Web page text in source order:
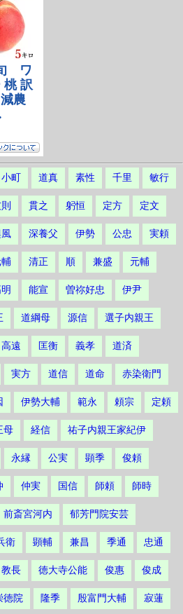
小町 道真 素性 千里 敏行
貫之 躬恒 定方 定文
深養父 伊勢 公忠 実頼
輔 清正 順 兼盛 元輔
能宣 曽祢好忠 伊尹
道綱母 源信 選子内親王
高遠 匡衡 義孝 道済
実方 道信 道命 赤染衛門
伊勢大輔 範永 頼宗 定頼
母 経信 祐子内親王家紀伊
永縁 公実 顕季 俊頼
仲実 国信 師頼 師時
前斎宮河内 郁芳門院安芸
衛 顕輔 兼昌 季通 忠通
教長 徳大寺公能 俊惠 俊成
徳院 隆季 殷富門大輔 寂蓮